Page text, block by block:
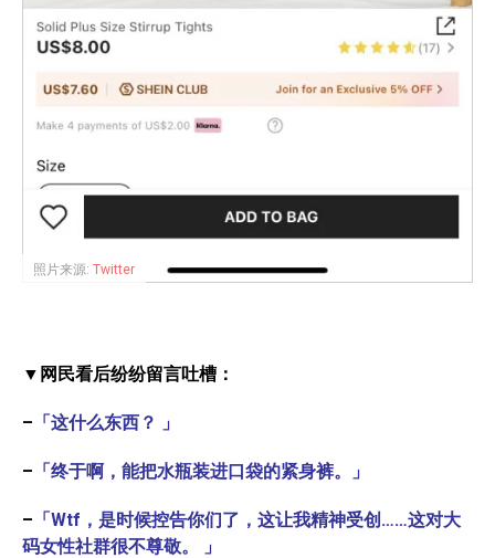
照片来源: Twitter
▼网民看后纷纷留言吐槽：
– 「这什么东西？ 」
– 「终于啊，能把水瓶装进口袋的紧身裤。」
– 「Wtf，是时候控告你们了，这让我精神受创……这对大
码女性社群很不尊敬。 」